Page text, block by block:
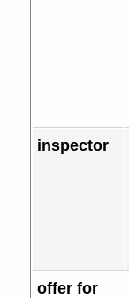
inspector
offer for